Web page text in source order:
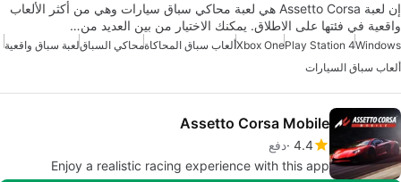
إن لعبة Assetto Corsa هي لعبة محاكي سباق سيارات وهي من أكثر الألعاب
واقعية في فئتها على الاطلاق. يمكنك الاختيار من بين العديد من…
Windows
Play Station 4
Xbox Oneألعاب سباق المحاكاةمحاكي السباقلعبة سباق واقعية
ألعاب سباق السيارات
Assetto Corsa Mobile
4.4 دفع
Enjoy a realistic racing experience with this app